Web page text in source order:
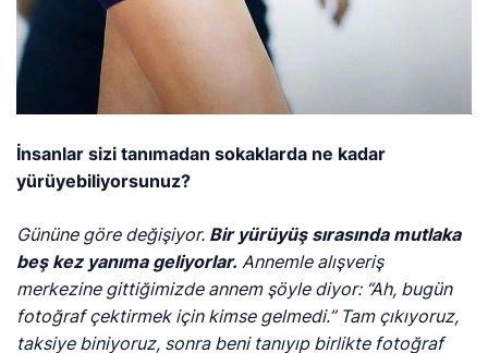
İnsanlar sizi tanımadan sokaklarda ne kadar
yürüyebiliyorsunuz?
Gününe göre değişiyor. Bir yürüyüş sırasında mutlaka
beş kez yanıma geliyorlar. Annemle alışveriş
merkezine gittiğimizde annem şöyle diyor: “Ah, bugün
fotoğraf çektirmek için kimse gelmedi.” Tam çıkıyoruz,
taksiye biniyoruz, sonra beni tanıyıp birlikte fotoğraf